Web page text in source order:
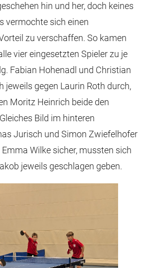
hin und her, doch keines
vermochte sich einen
zu verschaffen. So kamen
vier eingesetzten Spieler zu je
Fabian Hohenadl und Christian
jeweils gegen Laurin Roth durch,
Moritz Heinrich beide den
Bild im hinteren
Jurisch und Simon Zwiefelhofer
Wilke sicher, mussten sich
jeweils geschlagen geben.